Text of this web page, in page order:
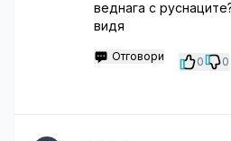
веднага с
видя
Отговори 0 0